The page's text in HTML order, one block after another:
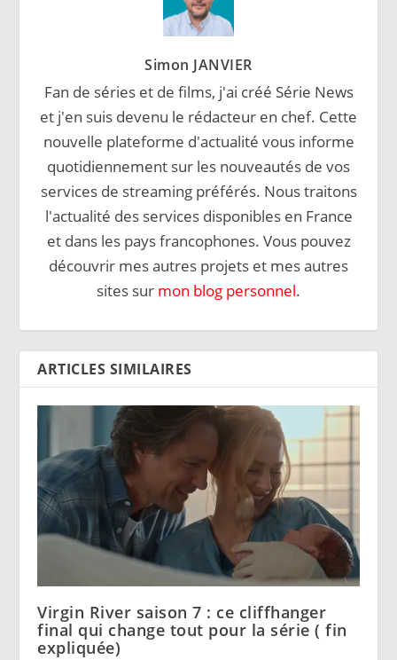
Simon JANVIER
Fan de séries et de films, j'ai créé Série News
et j'en suis devenu le rédacteur en chef. Cette
nouvelle plateforme d'actualité vous informe
quotidiennement sur les nouveautés de vos
services de streaming préférés. Nous traitons
l'actualité des services disponibles en France
et dans les pays francophones. Vous pouvez
découvrir mes autres projets et mes autres
sites sur mon blog personnel.
ARTICLES SIMILAIRES
Virgin River saison 7 : ce cliffhanger
final qui change tout pour la série ( fin
expliquée)